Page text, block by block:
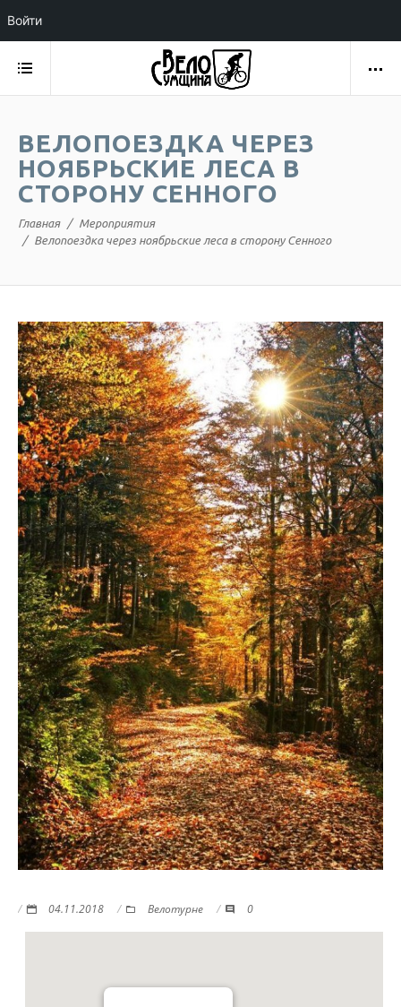
ВЕЛОПОЕЗДКА ЧЕРЕЗ
НОЯБРЬСКИЕ ЛЕСА В
СТОРОНУ СЕННОГО
Главная
Мероприятия
Велопоездка через ноябрьские леса в сторону Сенного
04.11.2018 Велотурне 0
Войти